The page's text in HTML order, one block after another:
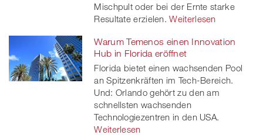
Mischpult oder bei der Ernte starke
Resultate erzielen. Weiterlesen
Warum Temenos einen Innovation
Hub in Florida eröffnet
Florida bietet einen wachsenden Pool
an Spitzenkräften im Tech-Bereich.
Und: Orlando gehört zu den am
schnellsten wachsenden
Technologiezentren in den USA.
Weiterlesen